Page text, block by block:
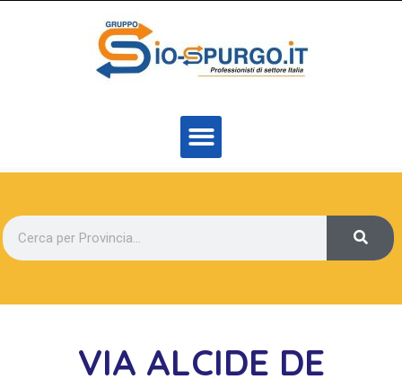
VIA ALCIDE DE